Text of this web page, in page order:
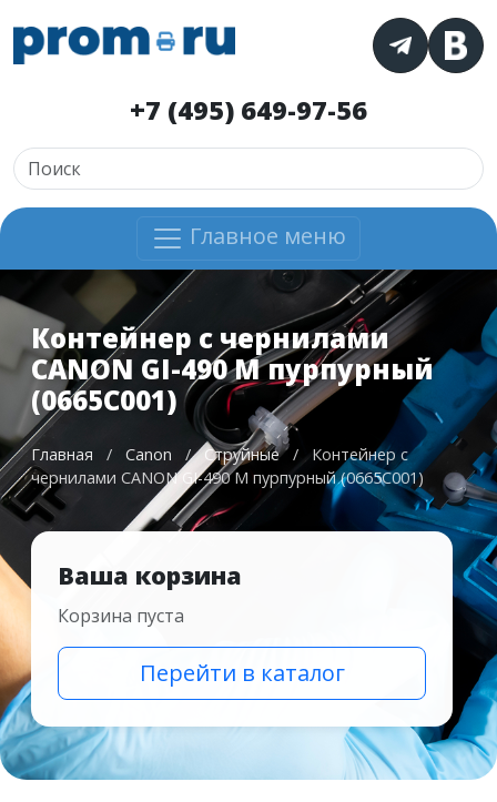
+7 (495) 649-97-56
Главное меню
Контейнер с чернилами
CANON GI-490 M пурпурный
(0665C001)
Главная / Canon / Струйные /
Контейнер с
чернилами CANON GI-490 M пурпурный (0665C001)
Ваша корзина
Корзина пуста
Перейти в каталог